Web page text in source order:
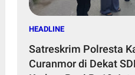
HEADLINE
Satreskrim Polresta
Curanmor di Dekat